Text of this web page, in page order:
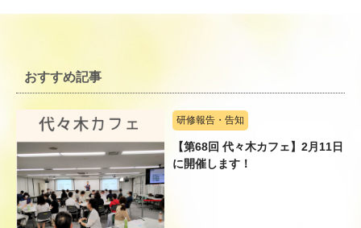
おすすめ記事
研修報告・告知
【第68回 代々木カフェ】2月11日
に開催します！